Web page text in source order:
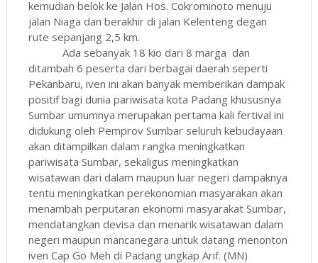
kemudian belok ke Jalan Hos. Cokrominoto menuju
jalan Niaga dan berakhir di jalan Kelenteng degan
rute sepanjang 2,5 km.
Ada sebanyak 18 kio dari 8 marga dan
ditambah 6 peserta dari berbagai daerah seperti
Pekanbaru, iven ini akan banyak memberikan dampak
positif bagi dunia pariwisata kota Padang khususnya
Sumbar umumnya merupakan pertama kali fertival ini
didukung oleh Pemprov Sumbar seluruh kebudayaan
akan ditampilkan dalam rangka meningkatkan
pariwisata Sumbar, sekaligus meningkatkan
wisatawan dari dalam maupun luar negeri dampaknya
tentu meningkatkan perekonomian masyarakan akan
menambah perputaran ekonomi masyarakat Sumbar,
mendatangkan devisa dan menarik wisatawan dalam
negeri maupun mancanegara untuk datang menonton
iven Cap Go Meh di Padang ungkap Arif. (MN)